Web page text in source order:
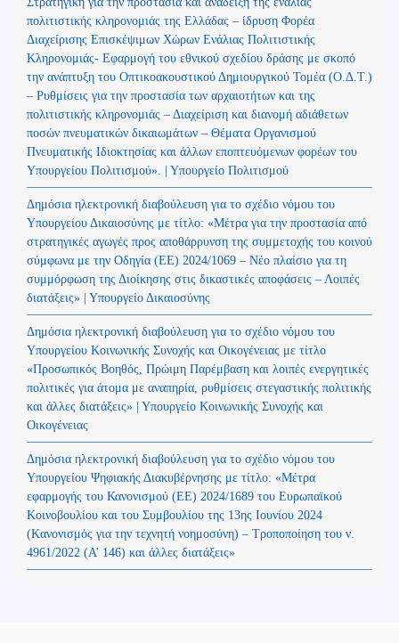
πολιτιστικής κληρονομιάς της Ελλάδας – ίδρυση Φορέα
Διαχείρισης Επισκέψιμων Χώρων Ενάλιας Πολιτιστικής
Κληρονομιάς- Εφαρμογή του εθνικού σχεδίου δράσης με σκοπό
την ανάπτυξη του Οπτικοακουστικού Δημιουργικού Τομέα (Ο.Δ.Τ.)
– Ρυθμίσεις για την προστασία των αρχαιοτήτων και της
πολιτιστικής κληρονομιάς – Διαχείριση και διανομή αδιάθετων
ποσών πνευματικών δικαιωμάτων – Θέματα Οργανισμού
Πνευματικής Ιδιοκτησίας και άλλων εποπτευόμενων φορέων του
Υπουργείου Πολιτισμού». | Υπουργείο Πολιτισμού
Δημόσια ηλεκτρονική διαβούλευση για το σχέδιο νόμου του
Υπουργείου Δικαιοσύνης με τίτλο: «Μέτρα για την προστασία από
στρατηγικές αγωγές προς αποθάρρυνση της συμμετοχής του κοινού
σύμφωνα με την Οδηγία (ΕΕ) 2024/1069 – Νέο πλαίσιο για τη
συμμόρφωση της Διοίκησης στις δικαστικές αποφάσεις – Λοιπές
διατάξεις» | Υπουργείο Δικαιοσύνης
Δημόσια ηλεκτρονική διαβούλευση για το σχέδιο νόμου του
Υπουργείου Κοινωνικής Συνοχής και Οικογένειας με τίτλο
«Προσωπικός Βοηθός, Πρώιμη Παρέμβαση και λοιπές ενεργητικές
πολιτικές για άτομα με αναπηρία, ρυθμίσεις στεγαστικής πολιτικής
και άλλες διατάξεις» | Υπουργείο Κοινωνικής Συνοχής και
Οικογένειας
Δημόσια ηλεκτρονική διαβούλευση για το σχέδιο νόμου του
Υπουργείου Ψηφιακής Διακυβέρνησης με τίτλο: «Μέτρα
εφαρμογής του Κανονισμού (ΕΕ) 2024/1689 του Ευρωπαϊκού
Κοινοβουλίου και του Συμβουλίου της 13ης Ιουνίου 2024
(Kανονισμός για την τεχνητή νοημοσύνη) – Τροποποίηση του ν.
4961/2022 (Α’ 146) και άλλες διατάξεις»